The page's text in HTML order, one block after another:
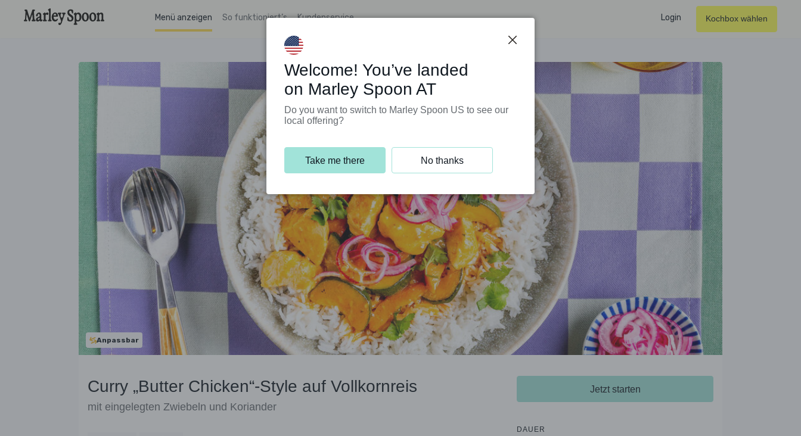
Menü anzeigen So funktioniert’s Kundenservice Login Kochbox wählen
Anpassbar
Curry „Butter Chicken“-Style auf Vollkornreis
mit eingelegten Zwiebeln und Koriander
Jetzt starten
DAUER
Welcome! You’ve landed
on Marley Spoon AT
Do you want to switch to Marley Spoon US to see our
local offering?
Take me there No thanks